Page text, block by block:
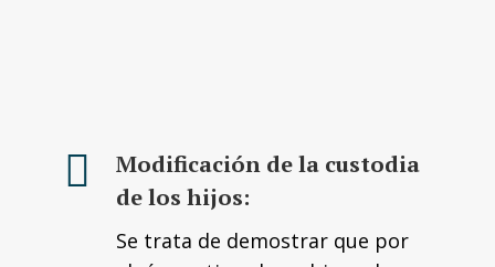
Modificación de la custodia
de los hijos:
Se trata de demostrar que por